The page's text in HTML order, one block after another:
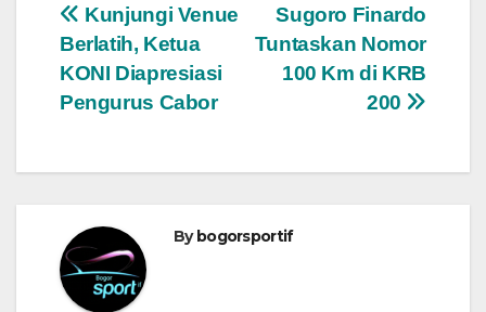
Navigasi
pos
Sugoro Finardo
Tuntaskan Nomor
100 Km di KRB
200
Kunjungi Venue
Berlatih, Ketua
KONI Diapresiasi
Pengurus Cabor
Bybogorsportif